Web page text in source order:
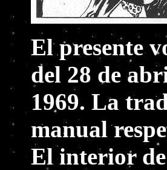
El presente
del 28 de
1969. La
manual
El interior de